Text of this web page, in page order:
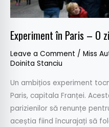
Experiment în Paris – O
Leave a Comment / Miss
Doinita Stanciu
Un ambițios experiment
Paris, capitala Franței.
parizienilor să renunțe
aceștia fiind încurajați să
mașini